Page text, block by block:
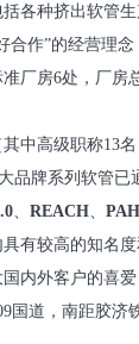
各种挤出软管
作”的经营理
厂房6处，厂房
中高级职称13
品牌系列软管已
REACH
有较高的知名度
内外客户的喜
道，南距胶济